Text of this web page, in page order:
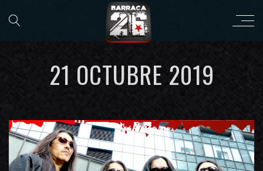
21 OCTUBRE 2019